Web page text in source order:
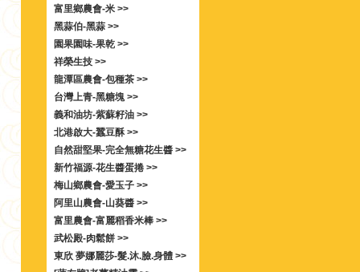
富里鄉農會-米 >>
黑蒜伯-黑蒜 >>
園果園味-果乾 >>
祥榮生技 >>
龍潭區農會-包種茶 >>
台灣上青-黑糖塊 >>
義和油坊-紫蘇籽油 >>
北港啟大-蠶豆酥 >>
自然甜堅果-完全無糖花生醬 >>
新竹福源-花生醬蛋捲 >>
梅山鄉農會-愛玉子 >>
阿里山農會-山葵醬 >>
富里農會-富麗稻香米棒 >>
武松殿-肉鬆餅 >>
東欣 夢娜麗莎-髮.沐.臉.身體 >>